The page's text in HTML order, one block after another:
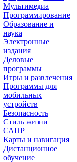
Мультимедиа
Программирование
Образование и
наука
Электронные
издания
Деловые
программы
Игры и развлечения
Программы для
мобильных
устройств
Безопасность
Стиль жизни
САПР
Карты и навигация
Дистанционное
обучение